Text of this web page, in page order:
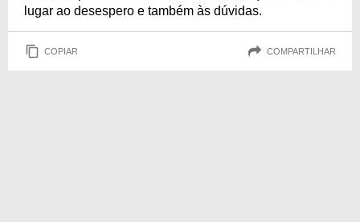
lugar ao desespero e também às dúvidas.
COPIAR COMPARTILHAR